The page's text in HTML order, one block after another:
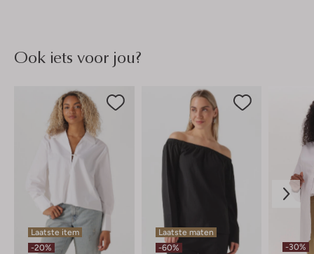
Ook iets voor jou?
Laatste item
-20%
Laatste maten
-60%
-30%